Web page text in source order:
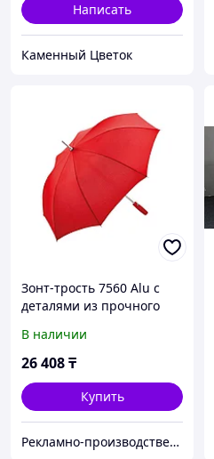
Написать
Каменный Цветок
Зонт-трость 7560 Alu с
деталями из прочного
красный
В наличии
26 408₸
Купить
Рекламно-производственная компания «2Ymedia»